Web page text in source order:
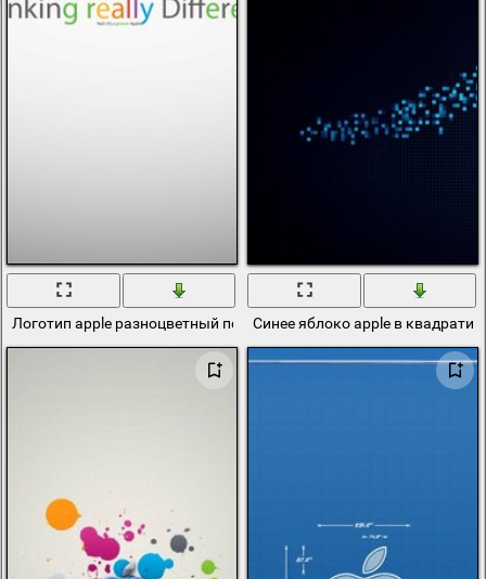
Логотип apple разноцветный полосатыйСинее яблоко apple в